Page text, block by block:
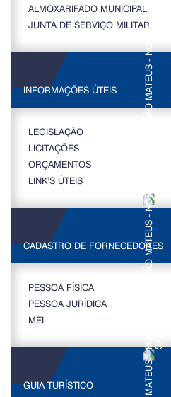
ALMOXARIFADO MUNICIPAL
JUNTA DE SERVIÇO MILITAR
INFORMAÇÕES ÚTEIS
LEGISLAÇÃO
LICITAÇÕES
ORÇAMENTOS
LINK’S ÚTEIS
CADASTRO DE FORNECEDORES
PESSOA FÍSICA
PESSOA JURÍDICA
MEI
GUIA TURÍSTICO